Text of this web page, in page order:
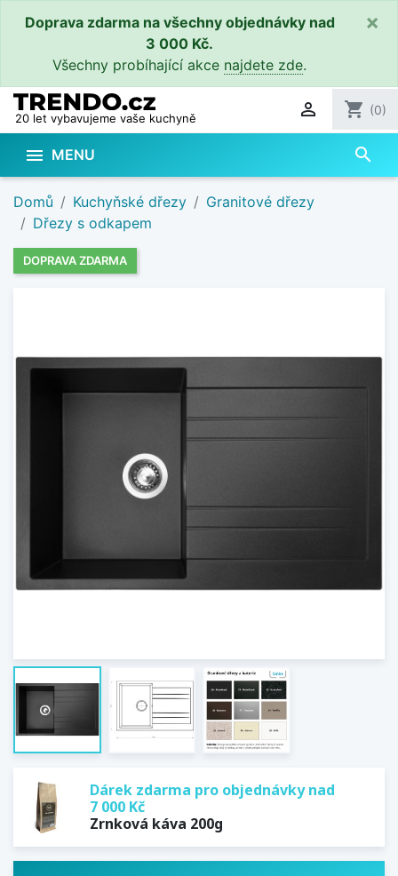
Doprava zdarma na všechny objednávky nad
3 000 Kč.
Všechny probíhající akce najdete zde.
×
20 let vybavujeme vaše kuchyně  shopping_cart (0)
 MENU search
Domů Kuchyňské dřezy
Granitové dřezy
Dřezy s odkapem
DOPRAVA ZDARMA
Dárek zdarma pro objednávky nad
7 000 Kč
Zrnková káva 200g